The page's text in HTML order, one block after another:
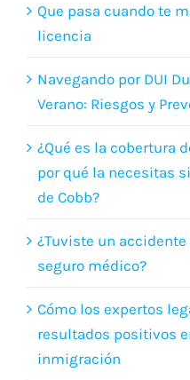
Que pasa cuando te
licencia
Navegando por DUI
Verano: Riesgos y
¿Qué es la cobertura
por qué la necesitas
de Cobb?
¿Tuviste un
seguro médico?
Cómo los expertos
resultados positivos
inmigración